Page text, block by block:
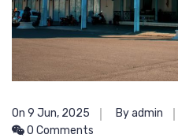
On 9 Jun, 2025 By admin
0 Comments